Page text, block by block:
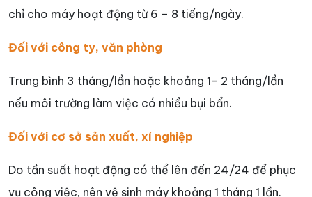
chỉ cho máy hoạt động từ 6 – 8 tiếng/ngày.
Đối với công ty, văn phòng
Trung bình 3 tháng/lần hoặc khoảng 1- 2 tháng/lần
nếu môi trường làm việc có nhiều bụi bẩn.
Đối với cơ sở sản xuất, xí nghiệp
Do tần suất hoạt động có thể lên đến 24/24 để phục
vụ công việc, nên vệ sinh máy khoảng 1 tháng 1 lần.